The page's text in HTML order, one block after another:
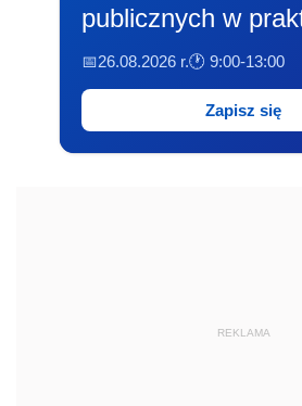
publicznych w
📅26.08.2026 r.🕐 9:00-13:00
Zapisz się
REKLAMA